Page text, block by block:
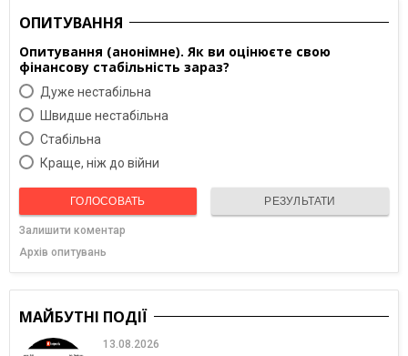
ОПИТУВАННЯ
Опитування (анонімне). Як ви оцінюєте свою
фінансову стабільність зараз?
Дуже нестабільна
Швидше нестабільна
Cтабільна
Краще, ніж до війни
ГОЛОСОВАТЬ РЕЗУЛЬТАТИ
Залишити коментар
Архів опитувань
МАЙБУТНІ ПОДІЇ
13.08.2026